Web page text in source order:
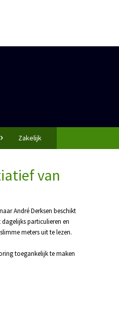
Zakelijk
van
André Derksen beschikt
particulieren en
meters uit te lezen.
toegankelijk te maken